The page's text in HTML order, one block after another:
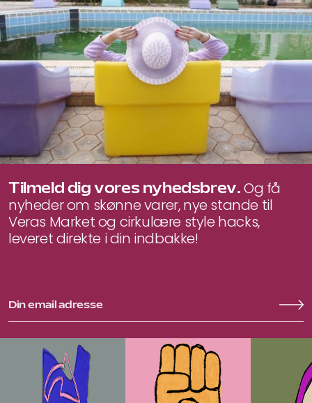
Tilmeld dig vores nyhedsbrev.Og få
nyheder om skønne varer, nye stande til
Veras Market og cirkulære style hacks,
leveret direkte i din indbakke!